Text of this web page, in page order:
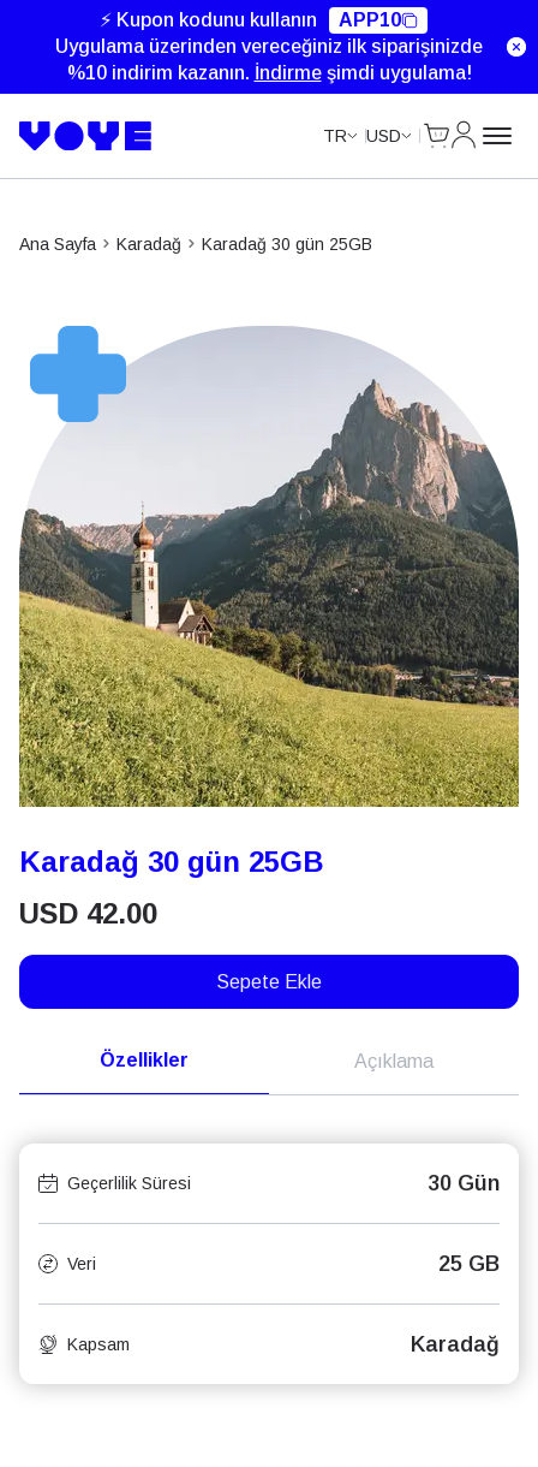
⚡ Kupon kodunu kullanın
APP10
Uygulama üzerinden vereceğiniz ilk siparişinizde
%10 indirim kazanın. İndirmeşimdi uygulama!
TR USD
Ana Sayfa Karadağ Karadağ 30 gün 25GB
Karadağ 30 gün 25GB
USD 42.00
Sepete Ekle
Özellikler Açıklama
Geçerlilik Süresi 30 Gün
Veri 25 GB
Kapsam Karadağ